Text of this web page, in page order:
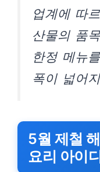
업계에 따
산물의 품
한정 메뉴
폭이 넓어
5월 제철
요리 아이